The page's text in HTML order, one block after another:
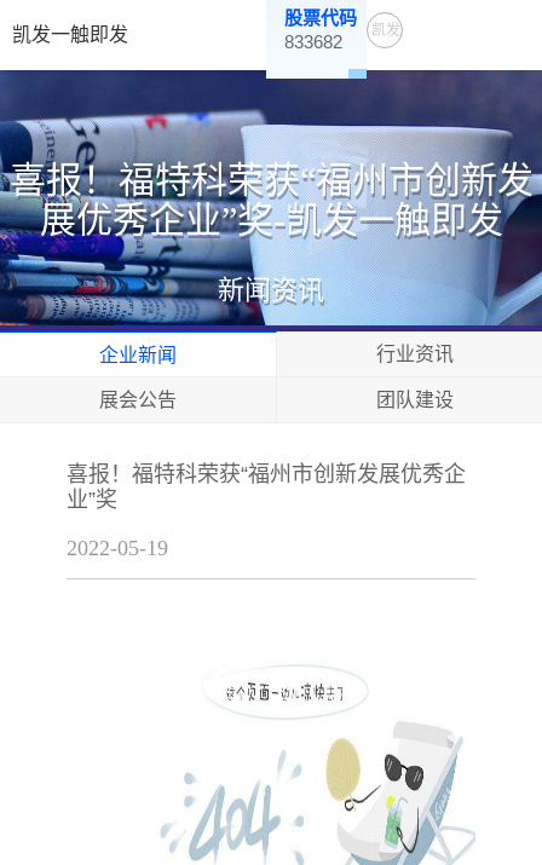
凯发一触即发
股票代码
833682
凯发
喜报！福特科荣获“福州市创新发
展优秀企业”奖-凯发一触即发
新闻资讯
企业新闻 行业资讯
展会公告 团队建设
喜报！福特科荣获“福州市创新发展优秀企
业”奖
2022-05-19